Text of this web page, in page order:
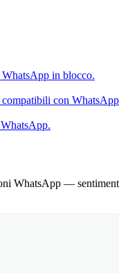
in blocco.
con
WhatsApp —